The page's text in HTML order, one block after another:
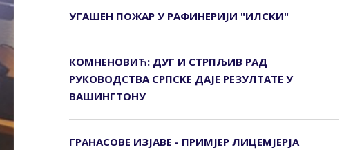
УГАШЕН ПОЖАР У РАФИНЕРИЈИ "ИЛСКИ"
КОМНЕНОВИЋ: ДУГ И СТРПЉИВ РАД
РУКОВОДСТВА СРПСКЕ ДАЈЕ РЕЗУЛТАТЕ У
ВАШИНГТОНУ
ГРАНАСОВЕ ИЗЈАВЕ - ПРИМЈЕР ЛИЦЕМЈЕРЈА